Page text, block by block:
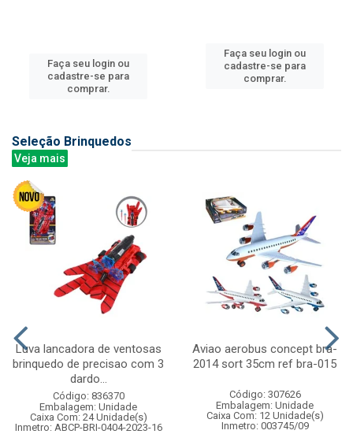
Faça seu login ou
cadastre-se para
comprar.
Faça seu login ou
cadastre-se para
comprar.
Seleção Brinquedos
Veja mais
Luva lancadora de ventosas
brinquedo de precisao com 3
dardo...
Código: 836370
Embalagem: Unidade
Caixa Com: 24 Unidade(s)
Inmetro: ABCP-BRI-0404-2023-16
Aviao aerobus concept bra-
2014 sort 35cm ref bra-015
Código: 307626
Embalagem: Unidade
Caixa Com: 12 Unidade(s)
Inmetro: 003745/09